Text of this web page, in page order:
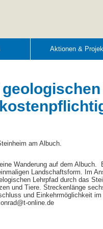
Aktionen &
am Albuch.
Wanderung auf dem Albuch.
Landschaftsform. Im
Lehrpfad durch das
und Tiere. Streckenlänge
und Einkehrmöglichkeit
online.de